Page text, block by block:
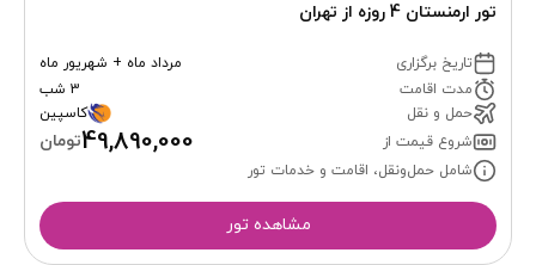
تور ارمنستان 4 روزه از تهران
تاریخ برگزاری
مرداد ماه + شهریور ماه
مدت اقامت
3 شب
حمل و نقل
کاسپین
شروع قیمت از
49,890,000تومان
شامل حمل‌ونقل، اقامت و خدمات تور
مشاهده تور